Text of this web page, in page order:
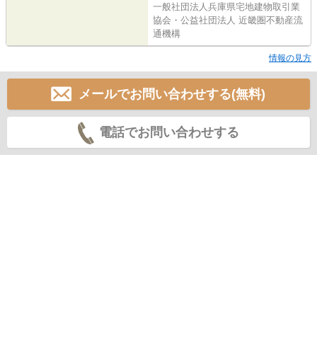
一般社団法人兵庫県宅地建物取引業
協会・公益社団法人 近畿圏不動産流
通機構
情報の見方
メールでお問い合わせする(無料)
電話でお問い合わせする